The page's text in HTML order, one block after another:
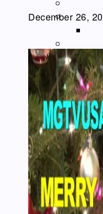
Real
December 26,